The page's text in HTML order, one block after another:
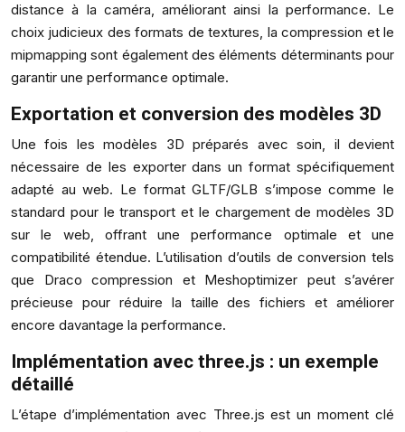
distance à la caméra, améliorant ainsi la performance. Le
choix judicieux des formats de textures, la compression et le
mipmapping sont également des éléments déterminants pour
garantir une performance optimale.
Exportation et conversion des modèles 3D
Une fois les modèles 3D préparés avec soin, il devient
nécessaire de les exporter dans un format spécifiquement
adapté au web. Le format GLTF/GLB s’impose comme le
standard pour le transport et le chargement de modèles 3D
sur le web, offrant une performance optimale et une
compatibilité étendue. L’utilisation d’outils de conversion tels
que Draco compression et Meshoptimizer peut s’avérer
précieuse pour réduire la taille des fichiers et améliorer
encore davantage la performance.
Implémentation avec three.js : un exemple
détaillé
L’étape d’implémentation avec Three.js est un moment clé